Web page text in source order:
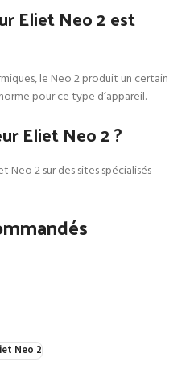
Eliet Neo 2 est
le Neo 2 produit un certain
pour ce type d’appareil.
Eliet Neo 2 ?
2 sur des sites spécialisés
Neo 2